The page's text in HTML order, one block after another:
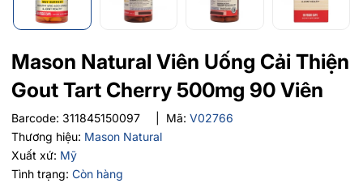
Mason Natural Viên Uống Cải Thiện
Gout Tart Cherry 500mg 90 Viên
Barcode: 311845150097 Mã: V02766
Thương hiệu: Mason Natural
Xuất xứ: Mỹ
Tình trạng: Còn hàng